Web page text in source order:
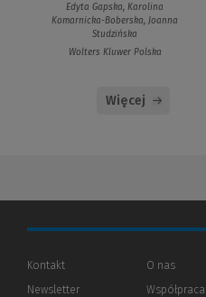
Edyta Gapska, Karolina
Komarnicka-Boberska, Joanna
Studzińska
Wolters Kluwer Polska
Więcej
Kontakt
Newsletter
O nas
Współpraca